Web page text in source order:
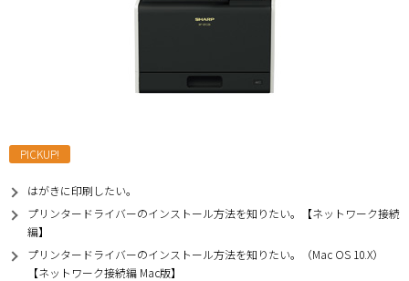
PICKUP!
はがきに印刷したい。
プリンタードライバーのインストール方法を知りたい。【ネットワーク接続
編】
プリンタードライバーのインストール方法を知りたい。（Mac OS 10.X）
【ネットワーク接続編 Mac版】